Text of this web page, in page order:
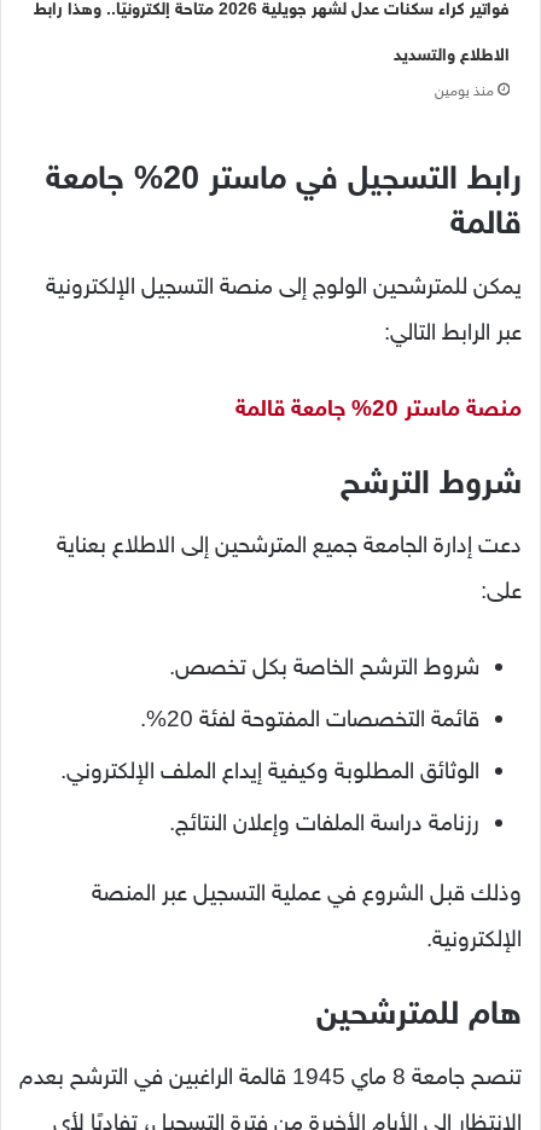
فواتير كراء سكنات عدل لشهر جويلية 2026 متاحة إلكترونيًا.. وهذا رابط
الاطلاع والتسديد
منذ يومين
رابط التسجيل في ماستر 20% جامعة
قالمة
يمكن للمترشحين الولوج إلى منصة التسجيل الإلكترونية
عبر الرابط التالي:
منصة ماستر 20% جامعة قالمة
شروط الترشح
دعت إدارة الجامعة جميع المترشحين إلى الاطلاع بعناية
على:
شروط الترشح الخاصة بكل تخصص.
قائمة التخصصات المفتوحة لفئة 20%.
الوثائق المطلوبة وكيفية إيداع الملف الإلكتروني.
رزنامة دراسة الملفات وإعلان النتائج.
وذلك قبل الشروع في عملية التسجيل عبر المنصة
الإلكترونية.
هام للمترشحين
تنصح جامعة 8 ماي 1945 قالمة الراغبين في الترشح بعدم
الانتظار إلى الأيام الأخيرة من فترة التسجيل، تفاديًا لأي